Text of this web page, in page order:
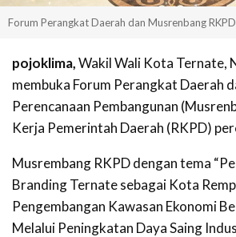
Forum Perangkat Daerah dan Musrenbang
pojoklima,Wakil Wali Kota Ternate,
membuka Forum Perangkat Daerah
Perencanaan Pembangunan
Kerja Pemerintah Daerah (RKPD)
Musrembang RKPD dengan tema
Branding Ternate sebagai Kota
Pengembangan Kawasan Ekonomi
Melalui Peningkatan Daya Saing